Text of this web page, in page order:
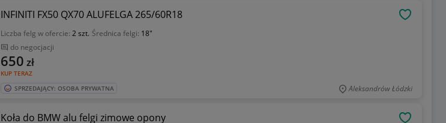
INFINITI FX50 QX70 ALUFELGA 265/60R18
Liczba felg w ofercie: 2 szt. Średnica felgi: 18"
do negocjacji
KUP TERAZ
650 zł
SPRZEDAJĄCY: OSOBA PRYWATNA Aleksandrów Łódzki
Koła do BMW alu felgi zimowe opony